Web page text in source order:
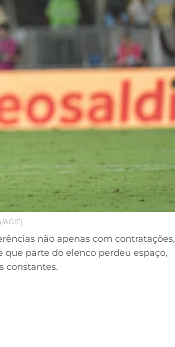
não apenas com contratações,
parte do elenco perdeu espaço,
constantes.